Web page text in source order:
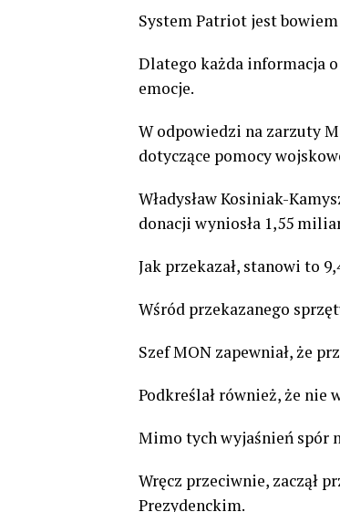
System Patriot jest
Dlatego każda informacja
emocje.
W odpowiedzi na zarzuty
dotyczące pomocy
Władysław Kosiniak-
donacji wyniosła 1,55
Jak przekazał, stanowi to
Wśród przekazanego
Szef MON zapewniał, że
Podkreślał również, że nie
Mimo tych wyjaśnień spór
Wręcz przeciwnie, zaczął
Prezydenckim.